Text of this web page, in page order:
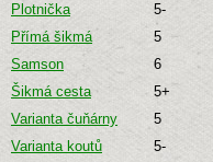
Plotnička
5-
Přímá šikmá
5
Samson
6
Šikmá cesta
5+
Varianta čuňárny
5
Varianta koutů
5-